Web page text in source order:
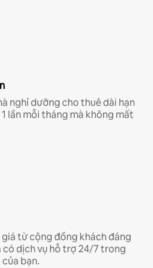
nghỉ dưỡng cho thuê dài hạn
lần mỗi tháng mà không mất
từ cộng đồng khách đáng
dịch vụ hỗ trợ 24/7 trong
bạn.